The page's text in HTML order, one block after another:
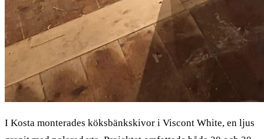
I Kosta monterades köksbänkskivor i Viscont White, en ljus